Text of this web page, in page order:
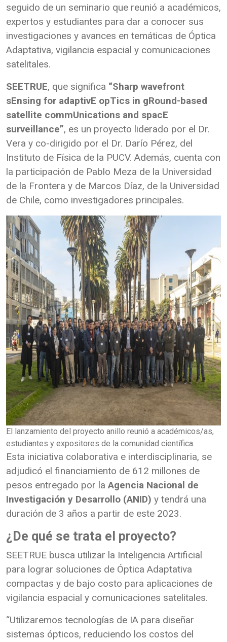
seguido de un seminario que reunió a académicos,
expertos y estudiantes para dar a conocer sus
investigaciones y avances en temáticas de Óptica
Adaptativa, vigilancia espacial y comunicaciones
satelitales.
SEETRUE, que significa “Sharp wavefront
sEnsing for adaptivE opTics in gRound-based
satellite commUnications and spacE
surveillance”, es un proyecto liderado por el Dr.
Vera y co-dirigido por el Dr. Darío Pérez, del
Instituto de Física de la PUCV. Además, cuenta con
la participación de Pablo Meza de la Universidad
de la Frontera y de Marcos Díaz, de la Universidad
de Chile, como investigadores principales.
El lanzamiento del proyecto anillo reunió a académicos/as,
estudiantes y expositores de la comunidad científica.
Esta iniciativa colaborativa e interdisciplinaria, se
adjudicó el financiamiento de 612 millones de
pesos entregado por laAgencia Nacional de
Investigación y Desarrollo (ANID) y tendrá una
duración de 3 años a partir de este 2023.
¿De qué se trata el proyecto?
SEETRUE busca utilizar la Inteligencia Artificial
para lograr soluciones de Óptica Adaptativa
compactas y de bajo costo para aplicaciones de
vigilancia espacial y comunicaciones satelitales.
“Utilizaremos tecnologías de IA para diseñar
sistemas ópticos, reduciendo los costos del